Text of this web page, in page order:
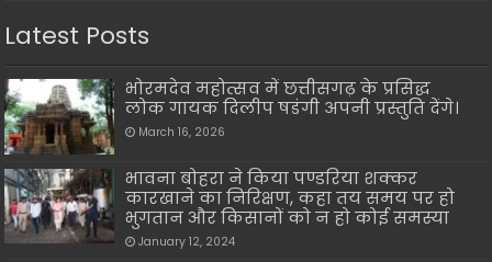
Latest Posts
भोरमदेव महोत्सव में छत्तीसगढ़ के प्रसिद्ध
लोक गायक दिलीप षडंगी अपनी प्रस्तुति देंगे।
March 16, 2026
भावना बोहरा ने किया पण्डरिया शक्कर
कारखाने का निरिक्षण, कहा तय समय पर हो
भुगतान और किसानों को न हो कोई समस्या
January 12, 2024